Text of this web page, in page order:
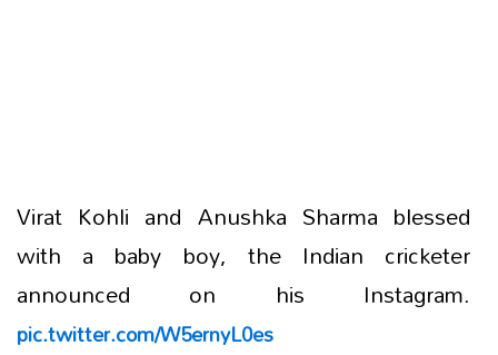
Virat Kohli and Anushka Sharma blessed
with a baby boy, the Indian cricketer
announced on his Instagram.
pic.twitter.com/W5ernyL0es